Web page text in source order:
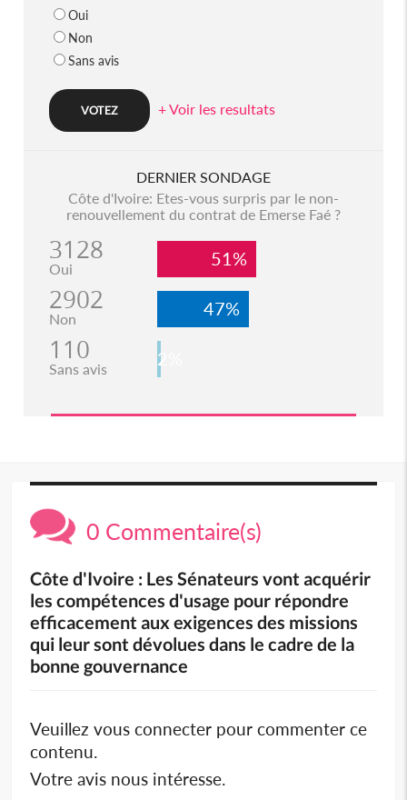
Oui
Non
Sans avis
+ Voir les resultats
DERNIER SONDAGE
Côte d'Ivoire: Etes-vous surpris par le non-
renouvellement du contrat de Emerse Faé ?
3128
Oui 51%
2902
Non 47%
110
Sans avis 2%
0 Commentaire(s)
Côte d'Ivoire : Les Sénateurs vont acquérir
les compétences d'usage pour répondre
efficacement aux exigences des missions
qui leur sont dévolues dans le cadre de la
bonne gouvernance
Veuillez vous connecter pour commenter ce
contenu.
Votre avis nous intéresse.